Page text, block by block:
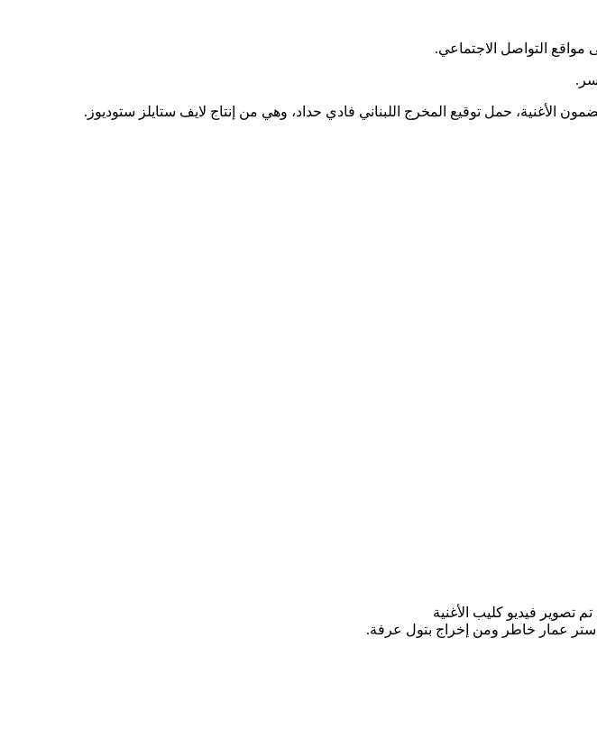
التواصل الاجتماعي.
حمل توقيع المخرج اللبناني فادي حداد، وهي من إنتاج لايف ستايلز ستوديوز.
فيديو كليب الأغنية
عمار خاطر ومن إخراج بتول عرفة.